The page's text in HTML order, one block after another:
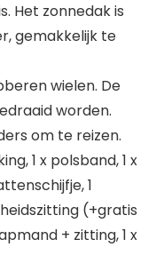
Het zonnedak is
gemakkelijk te
wielen. De
worden.
om te reizen.
1 x polsband, 1 x
1
(+gratis
+ zitting, 1 x